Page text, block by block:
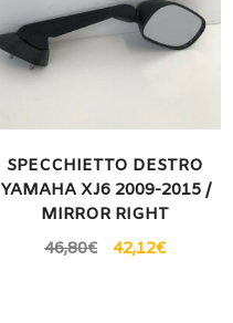
SPECCHIETTO DESTRO
YAMAHA XJ6 2009-2015 /
MIRROR RIGHT
46,80€ 42,12€